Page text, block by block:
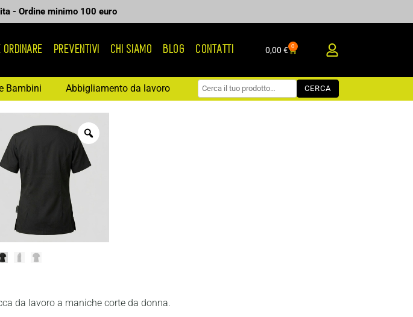
- Ordine minimo 100 euro
PREVENTIVI CHI SIAMO BLOG CONTATTI 0,00 € 0
Carrello
Bambini Abbigliamento da lavoro CERCA
da lavoro a maniche corte da donna.